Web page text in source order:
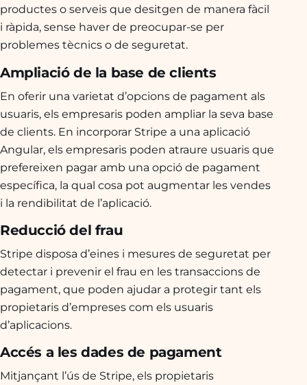
productes o serveis que desitgen de manera fàcil
i ràpida, sense haver de preocupar-se per
problemes tècnics o de seguretat.
Ampliació de la base de clients
En oferir una varietat d’opcions de pagament als
usuaris, els empresaris poden ampliar la seva base
de clients. En incorporar Stripe a una aplicació
Angular, els empresaris poden atraure usuaris que
prefereixen pagar amb una opció de pagament
específica, la qual cosa pot augmentar les vendes
i la rendibilitat de l’aplicació.
Reducció del frau
Stripe disposa d’eines i mesures de seguretat per
detectar i prevenir el frau en les transaccions de
pagament, que poden ajudar a protegir tant els
propietaris d’empreses com els usuaris
d’aplicacions.
Accés a les dades de pagament
Mitjançant l’ús de Stripe, els propietaris